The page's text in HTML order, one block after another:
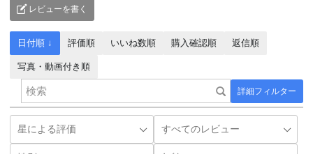
レビューを書く
詳細フィルター
日付順 ↓ 評価順 いいね数順 購入確認順 返信順
写真・動画付き順